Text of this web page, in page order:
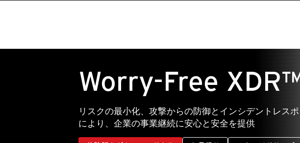
Worry-Free
リスクの最小化、攻撃からの防御とインシデントレス
により、企業の事業継続に安心と安全を提供